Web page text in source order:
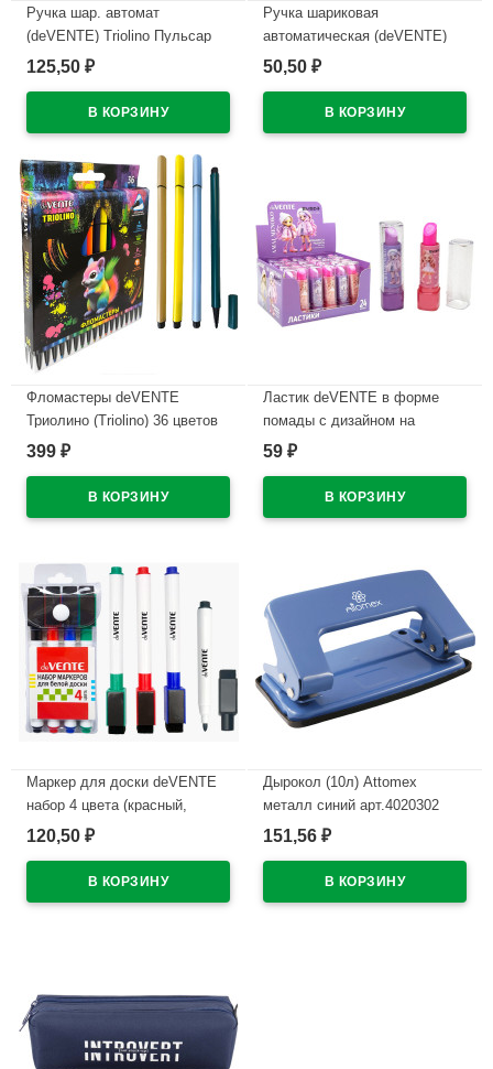
Ручка шар. автомат
(deVENTE) Triolino Пульсар
(Pulsar) н/
арт.5070609 (Ст12)
125,50 ₽
Ручка шариковая
автоматическая (deVENTE)
ПРОСТО БЕЛЫЙ (JUST
каучуковый держатель,
синий, 0,5мм, масло
50,50 ₽
Фломастеры deVENTE
Триолино (Triolino) 36 цветов
трехгранные картонная
399 ₽
Ластик deVENTE в форме
помады с дизайном на
корпусе арт.8030619
59 ₽
Маркер для доски deVENTE
набор 4 цвета (красный,
синий, черный, зеленый) 2мм
магнитом для крепления
арт.5040605 (Ст.4)
120,50 ₽
Дырокол (10л) Attomex
металл синий арт.4020302
В наличии
151,56 ₽